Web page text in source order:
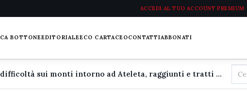
ACCEDI AL TUO ACCOUNT PREMIUM
BOTTONEEDITORIALEECO CARTACEOCONTATTIABBONATI
Tre escursionisti in difficoltà sui monti intorno ad Ateleta, raggiunti e tratti in salvo dai tecnici del Soccorso alpino
Cerca
nel